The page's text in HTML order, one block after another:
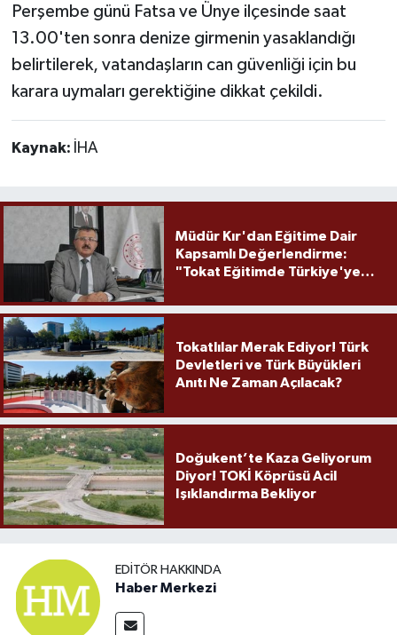
Perşembe günü Fatsa ve Ünye ilçesinde saat
13.00'ten sonra denize girmenin yasaklandığı
belirtilerek, vatandaşların can güvenliği için bu
karara uymaları gerektiğine dikkat çekildi.
Kaynak: İHA
Müdür Kır'dan Eğitime Dair
Kapsamlı Değerlendirme:
"Tokat Eğitimde Türkiye'ye
Tokatlılar Merak Ediyor! Türk
Devletleri ve Türk Büyükleri
Anıtı Ne Zaman Açılacak?
Doğukent’te Kaza Geliyorum
Diyor! TOKİ Köprüsü Acil
Işıklandırma Bekliyor
EDITÖR HAKKINDA
Haber Merkezi